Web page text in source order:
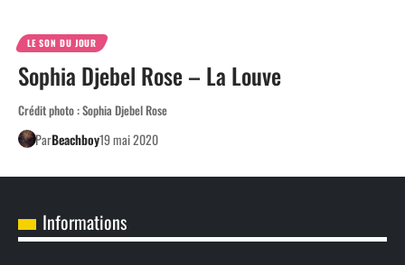
LE SON DU JOUR
Sophia Djebel Rose – La Louve
Crédit photo : Sophia Djebel Rose
ParBeachboy19 mai 2020
Informations